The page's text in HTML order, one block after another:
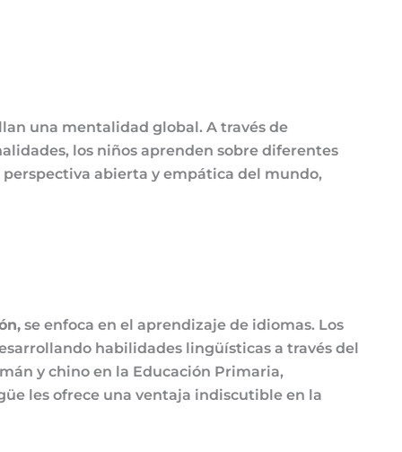
una mentalidad global. A través de
los niños aprenden sobre diferentes
abierta y empática del mundo,
se enfoca en el aprendizaje de idiomas. Los
habilidades lingüísticas a través del
y chino en la Educación Primaria,
les ofrece una ventaja indiscutible en la